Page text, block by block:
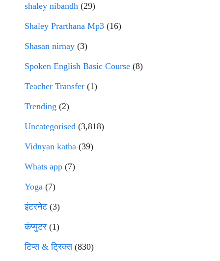
shaley nibandh (29)
Shaley Prarthana Mp3 (16)
Shasan nirnay (3)
Spoken English Basic Course (8)
Teacher Transfer (1)
Trending (2)
Uncategorised (3,818)
Vidnyan katha (39)
Whats app (7)
Yoga (7)
इंटरनेट(3)
कंप्युटर (1)
टिप्स & ट्रिक्स(830)